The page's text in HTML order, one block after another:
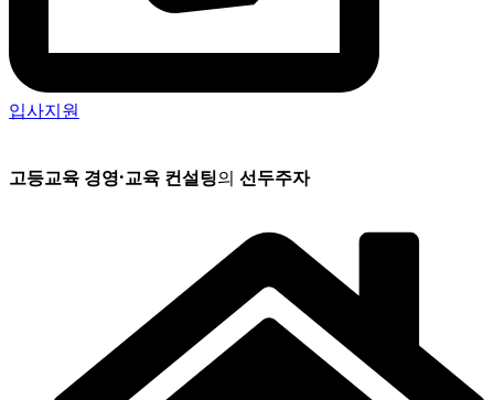
입사지원
고등교육 경영·교육 컨설팅의 선두주자